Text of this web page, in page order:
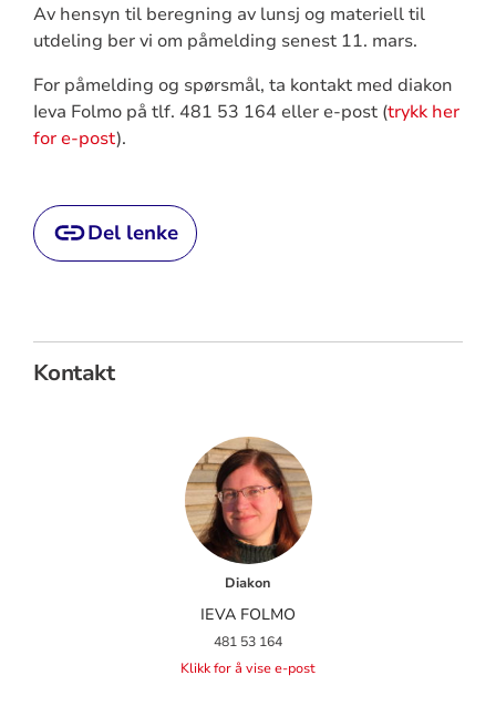
Av hensyn til beregning av lunsj og materiell til
utdeling ber vi om påmelding senest 11. mars.
For påmelding og spørsmål, ta kontakt med diakon
Ieva Folmo på tlf. 481 53 164 eller e-post (trykk her
for e-post).
Del lenke
Kontakt
Diakon
IEVA FOLMO
481 53 164
Klikk for å vise e-post